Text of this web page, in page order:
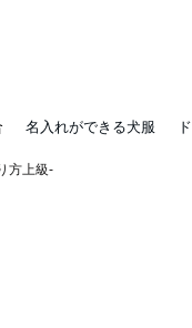
名入れができる犬服
方上級-